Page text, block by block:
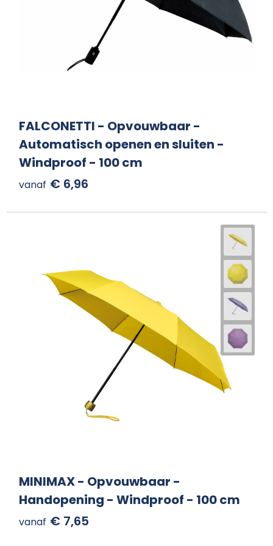
FALCONETTI - Opvouwbaar -
Automatisch openen en sluiten -
Windproof - 100 cm
vanaf € 6,96
MINIMAX - Opvouwbaar -
Handopening - Windproof - 100 cm
vanaf € 7,65